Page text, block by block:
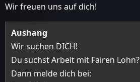
Wir freuen uns auf dich!
Aushang
Wir suchen DICH!
Du suchst Arbeit mit Fairen Lohn?
Dann melde dich bei: